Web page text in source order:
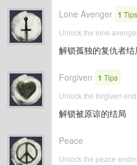
Lone Avenger 1 Tips
Unlock the lone
解锁孤独的复仇者结
Forgiven 1 Tips
Unlock the forgiven
解锁被原谅的结局
Peace
Unlock the peace